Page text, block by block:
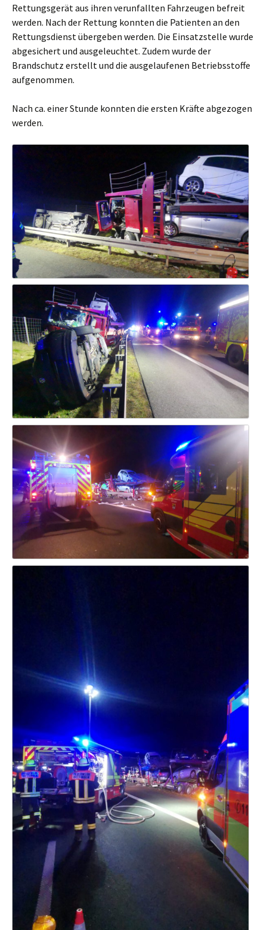
Rettungsgerät aus ihren verunfallten Fahrzeugen befreit
werden. Nach der Rettung konnten die Patienten an den
Rettungsdienst übergeben werden. Die Einsatzstelle wurde
abgesichert und ausgeleuchtet. Zudem wurde der
Brandschutz erstellt und die ausgelaufenen Betriebsstoffe
aufgenommen.
Nach ca. einer Stunde konnten die ersten Kräfte abgezogen
werden.